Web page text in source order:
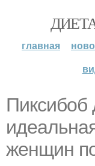
главная
Пиксибоб
женщин